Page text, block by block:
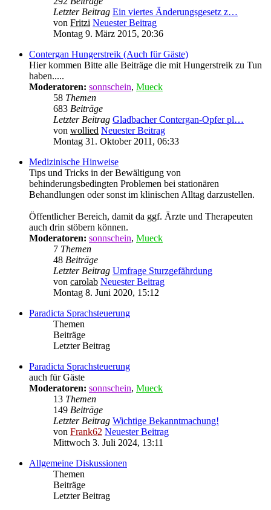
Letzter Beitrag Ein viertes Änderungsgesetz z…
von Fritzi Neuester Beitrag
Montag 9. März 2015, 20:36
Contergan Hungerstreik (Auch für Gäste)
Hier kommen Bitte alle Beiträge die mit Hungerstreik zu Tun
haben.....
Moderatoren: sonnschein, Mueck
58 Themen
683 Beiträge
Letzter Beitrag Gladbacher Contergan-Opfer pl…
von wollied Neuester Beitrag
Montag 31. Oktober 2011, 06:33
Medizinische Hinweise
Tips und Tricks in der Bewältigung von
behinderungsbedingten Problemen bei stationären
Behandlungen oder sonst im klinischen Alltag darzustellen.
Öffentlicher Bereich, damit da ggf. Ärzte und Therapeuten
auch drin stöbern können.
Moderatoren: sonnschein, Mueck
7 Themen
48 Beiträge
Letzter Beitrag Umfrage Sturzgefährdung
von carolab Neuester Beitrag
Montag 8. Juni 2020, 15:12
Paradicta Sprachsteuerung
Themen
Beiträge
Letzter Beitrag
Paradicta Sprachsteuerung
auch für Gäste
Moderatoren: sonnschein, Mueck
13 Themen
149 Beiträge
Letzter Beitrag Wichtige Bekanntmachung!
von Frank62 Neuester Beitrag
Mittwoch 3. Juli 2024, 13:11
Allgemeine Diskussionen
Themen
Beiträge
Letzter Beitrag